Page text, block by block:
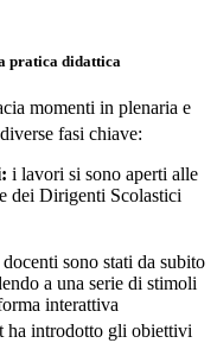
pratica didattica
momenti in plenaria e
fasi chiave:
i lavori si sono aperti alle
dei Dirigenti Scolastici
sono stati da subito
a una serie di stimoli
interattiva
ha introdotto gli obiettivi